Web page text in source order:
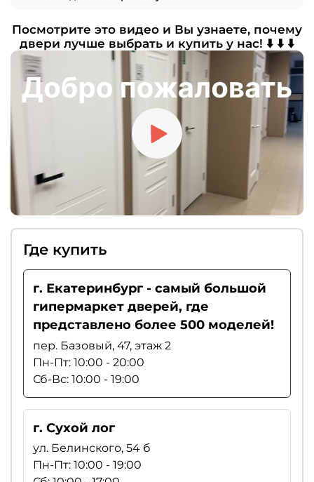
замки, фиксаторы, а также дополнительные
пороги.
петли, дверные ручки и защёлки. По
желанию можно дополнить комплект
доводчиком, ограничителем хода или
«умным порогом». Если вы цените тишину,
рекомендуем выбирать магнитные замки.
Посмотрите это видео и Вы узнаете, почему
двери лучше выбрать и купить у нас! ⬇️ ⬇️ ⬇️
Где купить
г. Екатеринбург - самый большой
гипермаркет дверей, где
представлено более 500 моделей!
пер. Базовый, 47, этаж 2
Пн-Пт: 10:00 - 20:00
Сб-Вс: 10:00 - 19:00
г. Сухой лог
ул. Белинского, 54 б
Пн-Пт: 10:00 - 19:00